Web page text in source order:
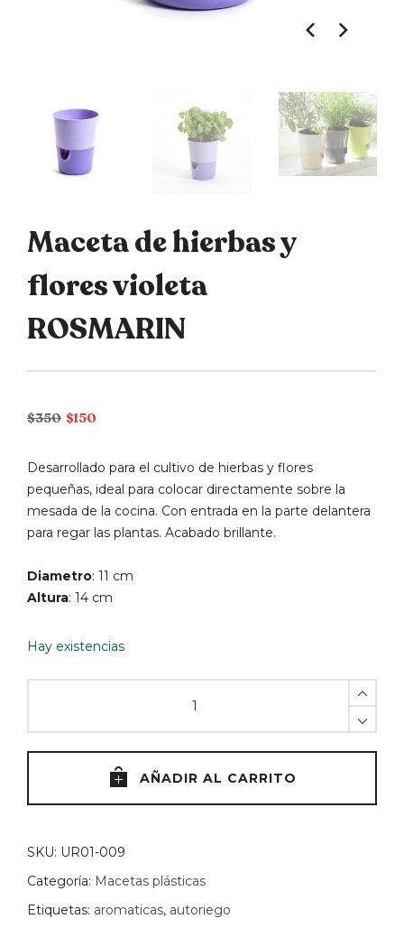
Maceta de hierbas y
flores violeta
ROSMARIN
$350 El
original
era:
$350.
$150
actual
es:
$150.
Desarrollado para el cultivo de hierbas y flores
pequeñas, ideal para colocar directamente sobre la
mesada de la cocina. Con entrada en la parte delantera
para regar las plantas. Acabado brillante.
Diametro: 11 cm
Altura: 14 cm
Hay existencias
hierbas
y
AÑADIR AL CARRITO
SKU: UR01-009
Categoría: Macetas plásticas
Etiquetas: aromaticas, autoriego